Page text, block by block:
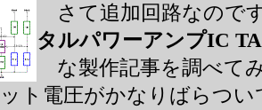
さて追加回路なので
タルパワーアンプIC
な製作記事を調べて
ト電圧がかなりばらつい